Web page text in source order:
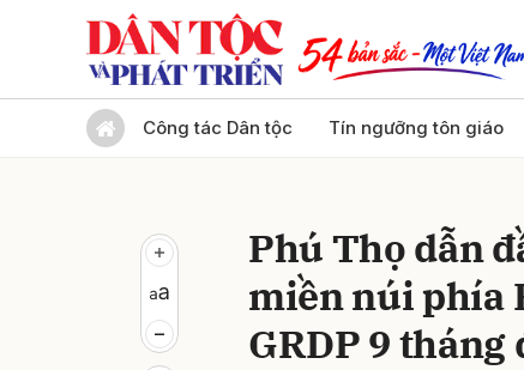
Công tác Dân tộc Tín ngưỡng tôn giáo
Phú Thọ dẫn
miền núi phía
GRDP 9 tháng